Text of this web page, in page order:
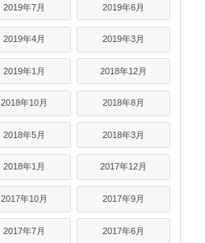
2019年7月 2019年6月
2019年4月 2019年3月
2019年1月 2018年12月
2018年10月 2018年8月
2018年5月 2018年3月
2018年1月 2017年12月
2017年10月 2017年9月
2017年7月 2017年6月